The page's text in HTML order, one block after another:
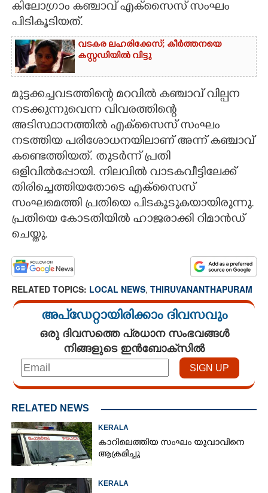
ASTRO
CARTOONS
LITERATURE
ZOOM
കിലോഗ്രാം കഞ്ചാവ് എക്സൈസ് സംഘം
പിടികൂടിയത്.
വടകര ലഹരിക്കേസ്; കീർത്തനയെ
കസ്റ്റഡിയിൽ വിട്ടു
മുട്ടക്കച്ചവടത്തിന്റെ മറവിൽ കഞ്ചാവ് വില്പന
നടക്കുന്നുവെന്ന വിവരത്തിന്റെ
അടിസ്ഥാനത്തിൽ എക്സൈസ് സംഘം
നടത്തിയ പരിശോധനയിലാണ് അന്ന് കഞ്ചാവ്
കണ്ടെത്തിയത്. തുടർന്ന് പ്രതി
ഒളിവിൽപ്പോയി. നിലവിൽ വാടകവീട്ടിലേക്ക്
തിരിച്ചെത്തിയതോടെ എക്സൈസ്
സംഘമെത്തി പ്രതിയെ പിടകൂടുകയായിരുന്നു.
പ്രതിയെ കോടതിയിൽ ഹാജരാക്കി റിമാൻഡ്
ചെയ്തു.
RELATED TOPICS: LOCAL NEWS, THIRUVANANTHAPURAM
അപ്ഡേറ്റായിരിക്കാം ദിവസവും
ഒരു ദിവസത്തെ പ്രധാന സംഭവങ്ങൾ
നിങ്ങളുടെ ഇൻബോക്സിൽ
RELATED NEWS
KERALA
കാറിലെത്തിയ സംഘം യുവാവിനെ
ആക്രമിച്ചു
KERALA